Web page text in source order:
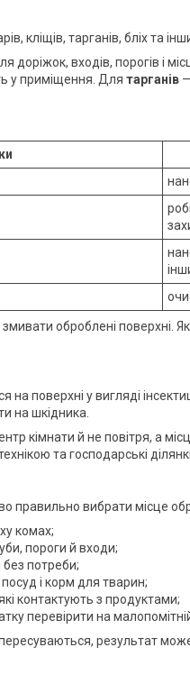
кліщів, тарганів, бліх та
доріжок, входів, порогів і
у приміщення. Для тарганів
змивати оброблені
на поверхні у вигляді
на шкідника.
кімнати й не повітря, а
та господарські
вибрати місце
комах;
пороги й входи;
без потреби;
і корм для тварин;
контактують з продуктами;
перевірити на малопомітній
результат